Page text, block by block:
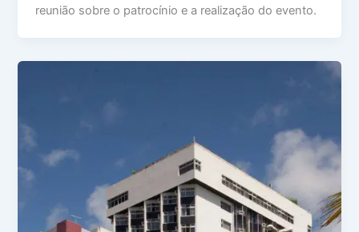
reunião sobre o patrocínio e a realização do evento.